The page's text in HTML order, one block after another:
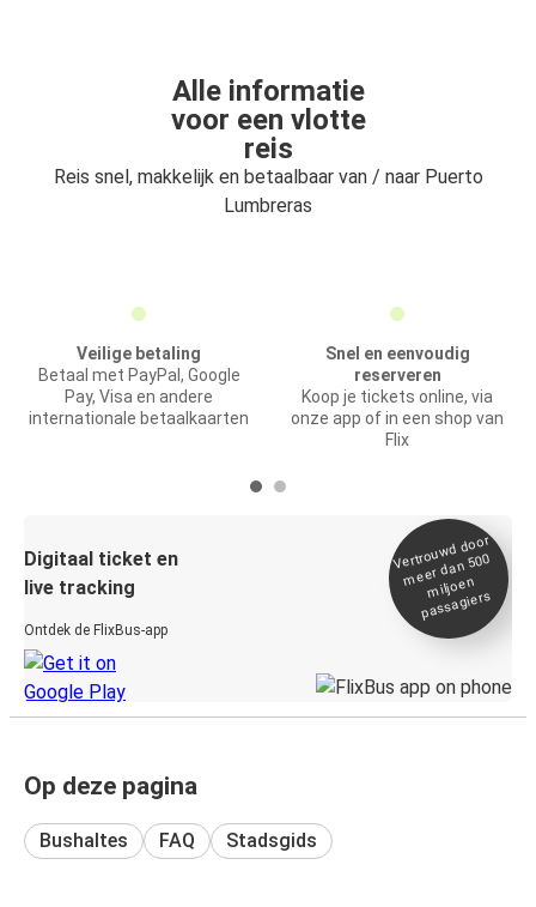
Alle informatie
voor een vlotte
reis
Reis snel, makkelijk en betaalbaar van / naar Puerto
Lumbreras
Veilige betaling
Betaal met PayPal, Google
Pay, Visa en andere
internationale betaalkaarten
Snel en eenvoudig
reserveren
Koop je tickets online, via
onze app of in een shop van
Flix
Digitaal ticket en
live tracking
Ontdek de FlixBus-app
Vertrou
wd door
meer dan 500
miljoen
passagiers
Op deze pagina
Bushaltes FAQ Stadsgids